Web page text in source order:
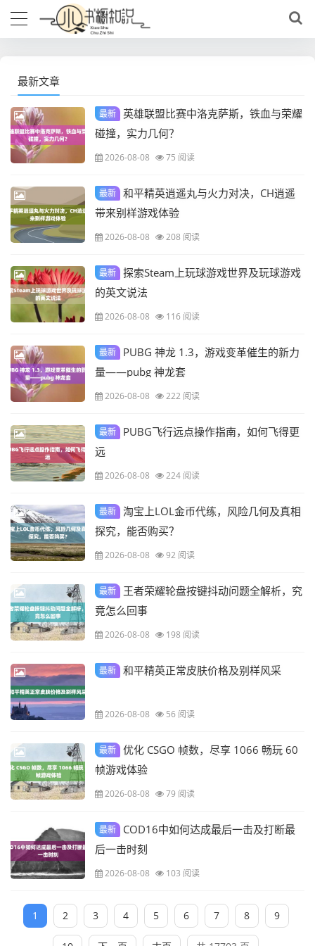
最新文章
最新 英雄联盟比赛中洛克萨斯，铁血与荣耀
碰撞，实力几何？
2026-08-08 75 阅读
最新 和平精英逍遥丸与火力对决，CH逍遥
带来别样游戏体验
2026-08-08 208 阅读
最新 探索Steam上玩球游戏世界及玩球游戏
的英文说法
2026-08-08 116 阅读
最新
PUBG 神龙 1.3，游戏变革催生的新力
量——pubg 神龙套
2026-08-08 222 阅读
最新
PUBG飞行远点操作指南，如何飞得更
远
2026-08-08 224 阅读
最新 淘宝上LOL金币代练，风险几何及真相
探究，能否购买？
2026-08-08 92 阅读
最新
王者荣耀轮盘按键抖动问题全解析，究
竟怎么回事
2026-08-08 198 阅读
最新 和平精英正常皮肤价格及别样风采
2026-08-08 56 阅读
最新 优化 CSGO 帧数，尽享 1066 畅玩 60
帧游戏体验
2026-08-08 79 阅读
最新
COD16中如何达成最后一击及打断最
后一击时刻
2026-08-08 103 阅读
1 2 3 4 5 6 7 8 9